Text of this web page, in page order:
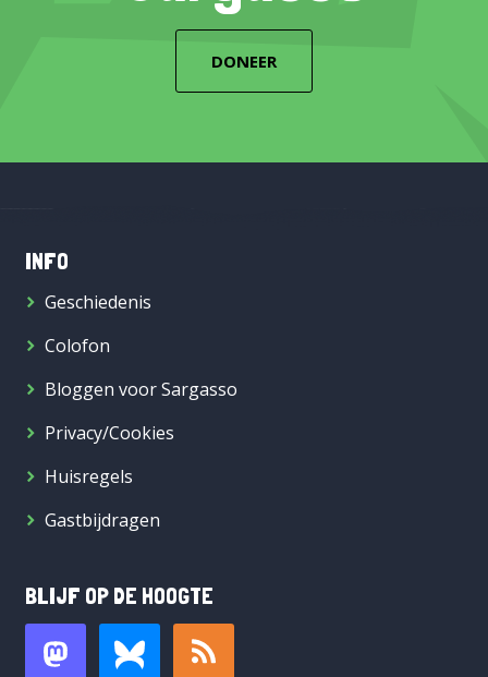
DONEER
INFO
Geschiedenis
Colofon
Bloggen voor Sargasso
Privacy/Cookies
Huisregels
Gastbijdragen
BLIJF OP DE HOOGTE